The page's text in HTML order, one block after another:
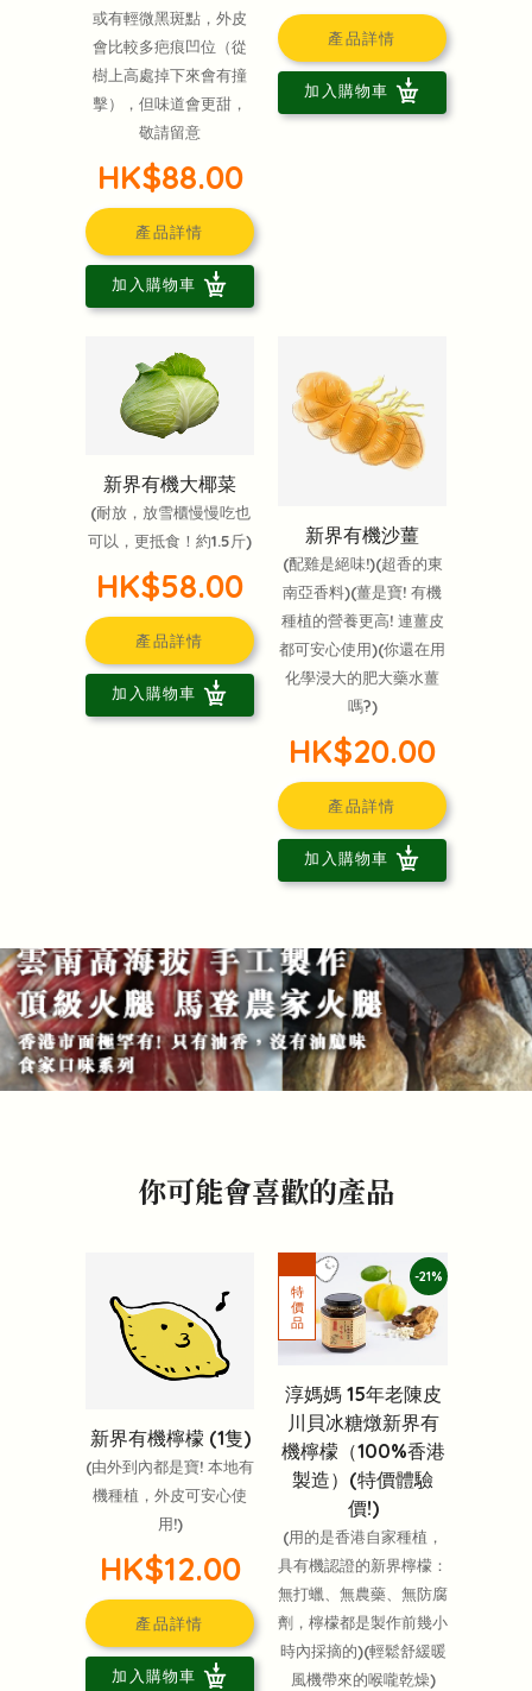
或有輕微黑斑點，外皮
會比較多疤痕凹位（從
樹上高處掉下來會有撞
擊），但味道會更甜，
敬請留意
HK$88.00
產品詳情
加入購物車
產品詳情
加入購物車
新界有機大椰菜
(耐放，放雪櫃慢慢吃也
可以，更抵食！約1.5斤)
HK$58.00
產品詳情
加入購物車
新界有機沙薑
(配雞是絕味!)(超香的東
南亞香料)(薑是寶! 有機
種植的營養更高! 連薑皮
都可安心使用)(你還在用
化學浸大的肥大藥水薑
嗎?)
HK$20.00
產品詳情
加入購物車
你可能會喜歡的產品
新界有機檸檬 (1隻)
(由外到內都是寶! 本地有
機種植，外皮可安心使
用!)
HK$12.00
產品詳情
加入購物車
-21%
淳媽媽 15年老陳皮
川貝冰糖燉新界有
機檸檬（100%香港
製造）(特價體驗
價!)
(用的是香港自家種植，
具有機認證的新界檸檬：
無打蠟、無農藥、無防腐
劑，檸檬都是製作前幾小
時內採摘的)(輕鬆舒緩暖
風機帶來的喉嚨乾燥)